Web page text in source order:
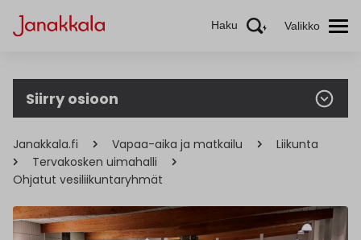
Haku Valikko
Siirry osioon
Janakkala.fi Vapaa-aika ja matkailu
Liikunta
Tervakosken uimahalli
Ohjatut vesiliikuntaryhmät